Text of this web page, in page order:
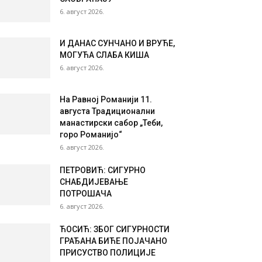
6. август 2026.
И ДАНАС СУНЧАНО И ВРУЋЕ,
МОГУЋА СЛАБА КИША
6. август 2026.
На Равној Романији 11.
августа Традиционални
манастирски сабор „Теби,
горо Романијо“
6. август 2026.
ПЕТРОВИЋ: СИГУРНО
СНАБДИЈЕВАЊЕ
ПОТРОШАЧА
6. август 2026.
ЋОСИЋ: ЗБОГ СИГУРНОСТИ
ГРАЂАНА БИЋЕ ПОЈАЧАНО
ПРИСУСТВО ПОЛИЦИЈЕ